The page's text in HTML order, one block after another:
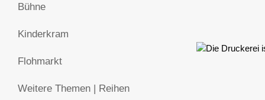
Bühne
Kinderkram
Flohmarkt
Weitere Themen | Reihen